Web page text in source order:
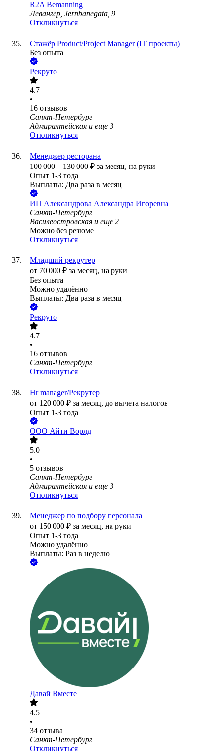
R2A Bemanning
Левангер, Jernbanegata, 9
Откликнуться
Стажёр Product/Project Manager (IT проекты)
Без опыта
Рекруто
4.7
•
16 отзывов
Санкт-Петербург
Адмиралтейская и еще 3
Откликнуться
Менеджер ресторана
100 000 – 130 000 ₽ за месяц, на руки
Опыт 1-3 года
Выплаты: Два раза в месяц
ИП Александрова Александра Игоревна
Санкт-Петербург
Василеостровская и еще 2
Можно без резюме
Откликнуться
Младший рекрутер
от 70 000 ₽ за месяц, на руки
Без опыта
Можно удалённо
Выплаты: Два раза в месяц
Рекруто
4.7
•
16 отзывов
Санкт-Петербург
Откликнуться
Hr manager/Рекрутер
от 120 000 ₽ за месяц, до вычета налогов
Опыт 1-3 года
ООО Айти Ворлд
5.0
•
5 отзывов
Санкт-Петербург
Адмиралтейская и еще 3
Откликнуться
Менеджер по подбору персонала
от 150 000 ₽ за месяц, на руки
Опыт 1-3 года
Можно удалённо
Выплаты: Раз в неделю
Давай Вместе
4.5
•
34 отзыва
Санкт-Петербург
Откликнуться